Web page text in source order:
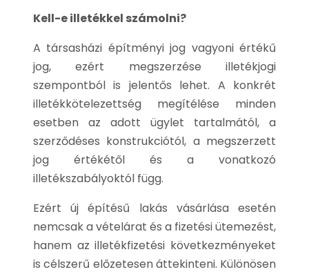
Kell-e illetékkel számolni?
A társasházi építményi jog vagyoni értékű
jog, ezért megszerzése illetékjogi
szempontból is jelentős lehet. A konkrét
illetékkötelezettség megítélése minden
esetben az adott ügylet tartalmától, a
szerződéses konstrukciótól, a megszerzett
jog értékétől és a vonatkozó
illetékszabályoktól függ.
Ezért új építésű lakás vásárlása esetén
nemcsak a vételárat és a fizetési ütemezést,
hanem az illetékfizetési következményeket
is célszerű előzetesen áttekinteni. Különösen